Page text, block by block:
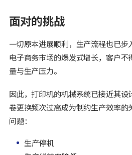
面对的挑战
一切原本进展顺利，生产流程也已
电子商务市场的爆发式增长，客户
量与生产压力。
因此，打印机的机械系统已接近其
卷更换频次过高成为制约生产效率
问题：
生产停机